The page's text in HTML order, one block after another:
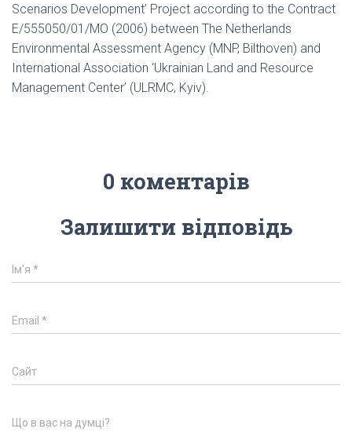
Scenarios Development’ Project according to the Contract
Е/555050/01/МО (2006) between The Netherlands
Environmental Assessment Agency (MNP, Bilthoven) and
International Association ‘Ukrainian Land and Resource
Management Center’ (ULRMC, Kyiv).
0 коментарів
Залишити відповідь
Ім'я *
Email *
Сайт
Що в вас на думці?